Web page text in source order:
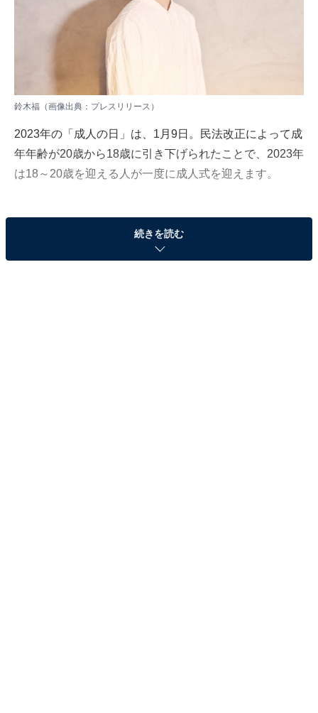
鈴木福（画像出典： プレスリリース ）
2023年の「成人の日」は、1月9日。民法改正によって成
年年齢が20歳から18歳に引き下げられたことで、2023年
は18～20歳を迎える人が一度に成人式を迎えます。
本記事では、2004年4月2日～2005年4月1日に生まれた
俳優、モデルなど、新成人となる18歳の芸能人や有名人
をまとめて紹介します。
続きを読む